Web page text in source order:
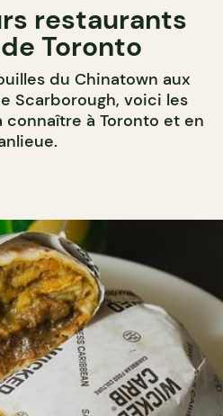
restaurants
Toronto
du Chinatown aux
Scarborough, voici les
à Toronto et en